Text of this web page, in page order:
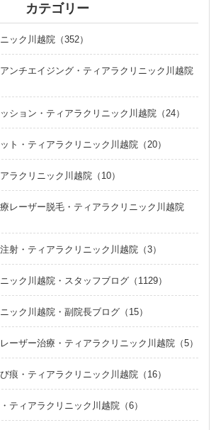
カテゴリー
ック川越院（352）
ンチエイジング・ティアラクリニック川越院
ション・ティアラクリニック川越院（24）
ト・ティアラクリニック川越院（20）
ラクリニック川越院（10）
レーザー脱毛・ティアラクリニック川越院
射・ティアラクリニック川越院（3）
ック川越院・スタッフブログ（1129）
ック川越院・副院長ブログ（15）
ーザー治療・ティアラクリニック川越院（5）
痕・ティアラクリニック川越院（16）
ティアラクリニック川越院（6）